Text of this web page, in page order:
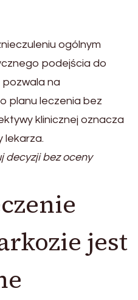
ogólnym
podejścia do
na
planu leczenia bez
klinicznej oznacza
lekarza.
decyzji bez oceny
jest